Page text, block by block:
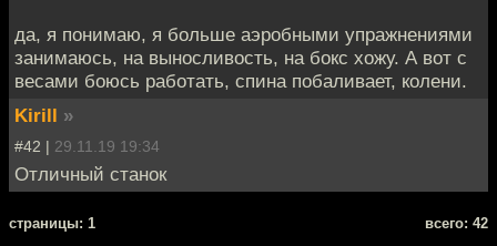
да, я понимаю, я больше аэробными упражнениями
занимаюсь, на выносливость, на бокс хожу. А вот с
весами боюсь работать, спина побаливает, колени.
Kirill »
#42 | 29.11.19 19:34
Отличный станок
cтраницы: 1 всего: 42